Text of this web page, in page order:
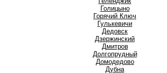
Голицыно
Горячий Ключ
Гулькевичи
Дедовск
Дзержинский
Дмитров
Долгопрудный
Домодедово
Дубна